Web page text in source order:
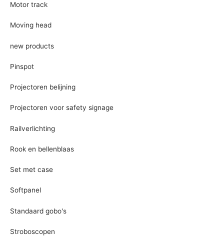
Motor track
Moving head
new products
Pinspot
Projectoren belijning
Projectoren voor safety signage
Railverlichting
Rook en bellenblaas
Set met case
Softpanel
Standaard gobo's
Stroboscopen